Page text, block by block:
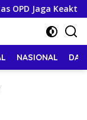
Jaga
NASIONAL